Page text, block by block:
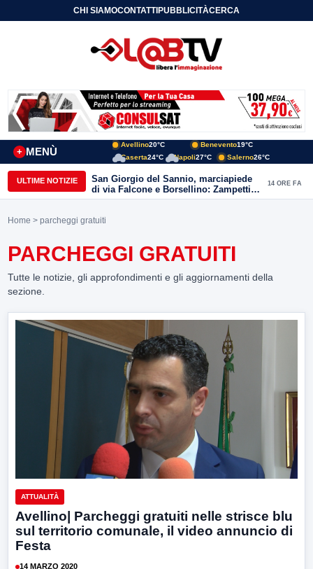
CHI SIAMOCONTATTIPUBBLICITÀCERCA
MENÙ
+
Avellino20°C Benevento19°C
Caserta24°C Napoli27°C Salerno26°C
ULTIME NOTIZIE
San Giorgio del Sannio, marciapiede
di via Falcone e Borsellino: Zampetti e
Lombardi replicano alle polemiche
14 ORE FA
Home > parcheggi gratuiti
PARCHEGGI GRATUITI
Tutte le notizie, gli approfondimenti e gli aggiornamenti della
sezione.
ATTUALITÀ
Avellino| Parcheggi gratuiti nelle strisce blu
sul territorio comunale, il video annuncio di
Festa
14 MARZO 2020